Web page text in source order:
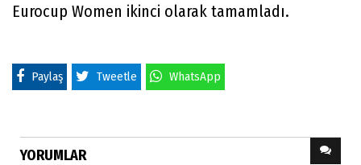
Eurocup Women ikinci olarak tamamladı.
Paylaş Tweetle WhatsApp
YORUMLAR